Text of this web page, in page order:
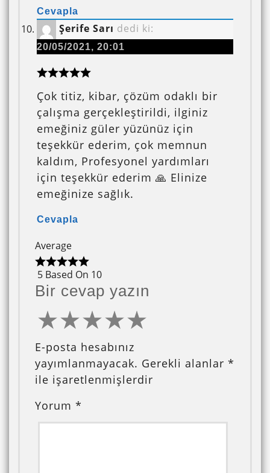
Cevapla
Şerife Sarı dedi ki:
20/05/2021, 20:01
Çok titiz, kibar, çözüm odaklı bir
çalışma gerçekleştirildi, ilginiz
emeğiniz güler yüzünüz için
teşekkür ederim, çok memnun
kaldım, Profesyonel yardımları
için teşekkür ederim 🙏 Elinize
emeğinize sağlık.
Cevapla
Average
5 Based On 10
Bir cevap yazın
E-posta hesabınız
yayımlanmayacak. Gerekli alanlar *
ile işaretlenmişlerdir
Yorum *